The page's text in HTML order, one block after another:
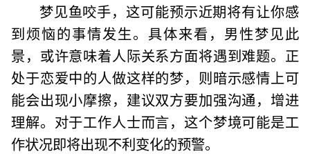
梦见鱼咬手，这可能预示近期将有让你感
到烦恼的事情发生。具体来看，男性梦见此
景，或许意味着人际关系方面将遇到难题。正
处于恋爱中的人做这样的梦，则暗示感情上可
能会出现小摩擦，建议双方要加强沟通，增进
理解。对于工作人士而言，这个梦境可能是工
作状况即将出现不利变化的预警。